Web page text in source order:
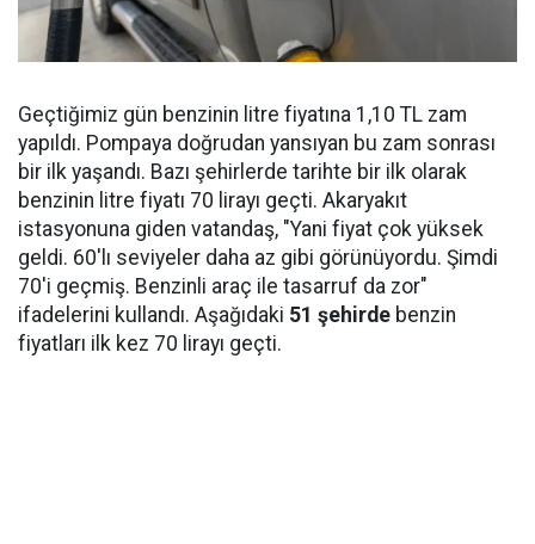
Geçtiğimiz gün benzinin litre fiyatına 1,10 TL zam
yapıldı. Pompaya doğrudan yansıyan bu zam sonrası
bir ilk yaşandı. Bazı şehirlerde tarihte bir ilk olarak
benzinin litre fiyatı 70 lirayı geçti. Akaryakıt
istasyonuna giden vatandaş, "Yani fiyat çok yüksek
geldi. 60'lı seviyeler daha az gibi görünüyordu. Şimdi
70'i geçmiş. Benzinli araç ile tasarruf da zor"
ifadelerini kullandı. Aşağıdaki 51 şehirde benzin
fiyatları ilk kez 70 lirayı geçti.